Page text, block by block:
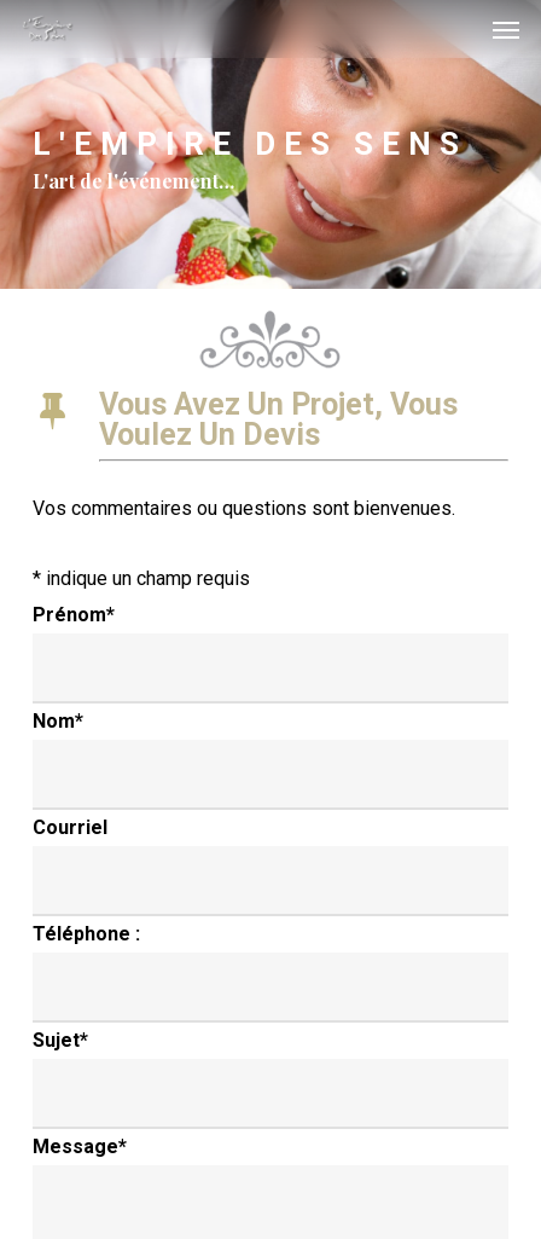
Skip
to
main
content
L'EMPIRE DES SENS
L'art de l'événement…
Vous Avez Un Projet, Vous
Voulez Un Devis
Vos commentaires ou questions sont bienvenues.
* indique un champ requis
Prénom*
Nom*
Courriel
Téléphone :
Sujet*
Message*
Menu